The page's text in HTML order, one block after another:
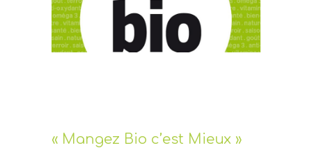
« Mangez Bio c’est Mieux »